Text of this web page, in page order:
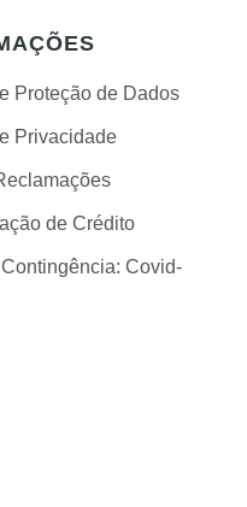
Proteção de Dados
Privacidade
de Crédito
Covid-